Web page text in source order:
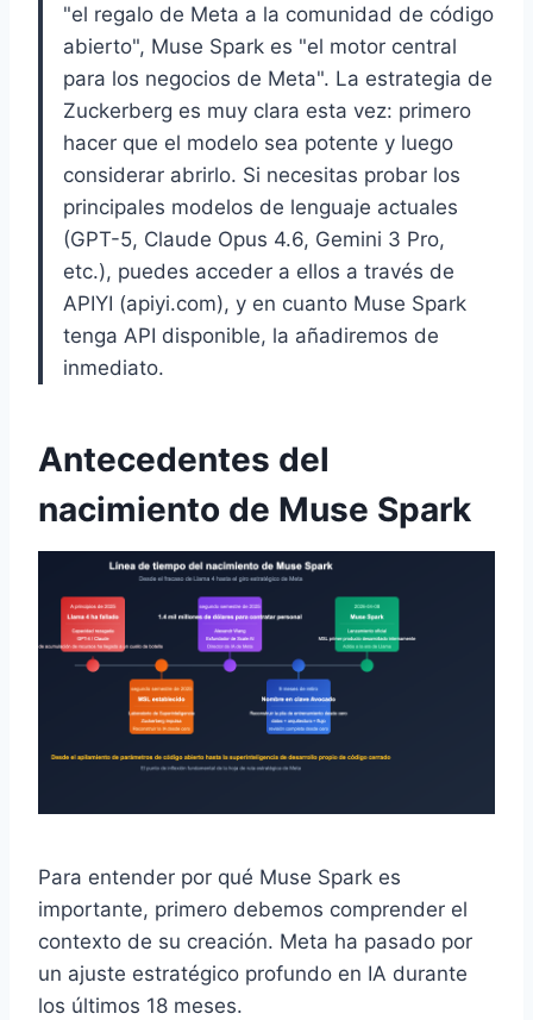
"el regalo de Meta a la comunidad de código
abierto", Muse Spark es "el motor central
para los negocios de Meta". La estrategia de
Zuckerberg es muy clara esta vez: primero
hacer que el modelo sea potente y luego
considerar abrirlo. Si necesitas probar los
principales modelos de lenguaje actuales
(GPT-5, Claude Opus 4.6, Gemini 3 Pro,
etc.), puedes acceder a ellos a través de
APIYI (apiyi.com), y en cuanto Muse Spark
tenga API disponible, la añadiremos de
inmediato.
Antecedentes del
nacimiento de Muse Spark
Para entender por qué Muse Spark es
importante, primero debemos comprender el
contexto de su creación. Meta ha pasado por
un ajuste estratégico profundo en IA durante
los últimos 18 meses.